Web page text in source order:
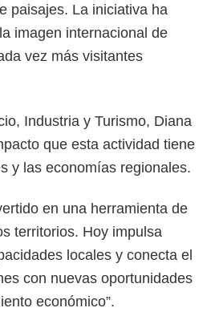
paisajes. La iniciativa ha
imagen internacional de
vez más visitantes
Industria y Turismo, Diana
que esta actividad tiene
y las economías regionales.
en una herramienta de
territorios. Hoy impulsa
locales y conecta el
con nuevas oportunidades
económico”.